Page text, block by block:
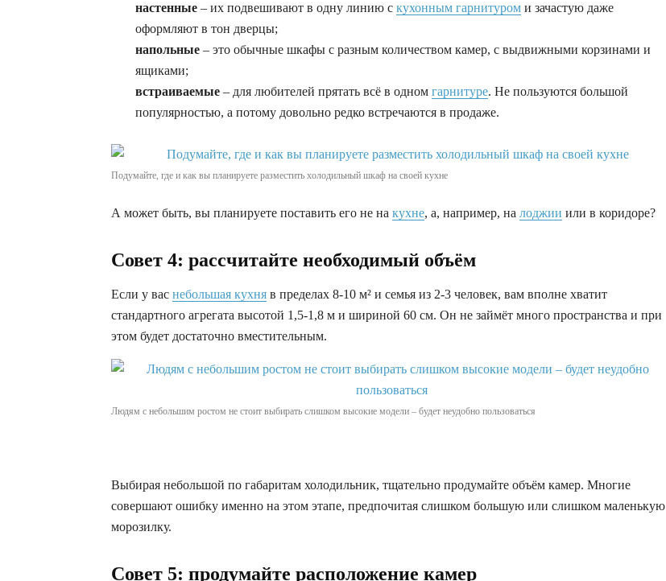
настенные – их подвешивают в одну линию с кухонным гарнитуром и зачастую даже
оформляют в тон дверцы;
напольные – это обычные шкафы с разным количеством камер, с выдвижными корзинами и
ящиками;
встраиваемые – для любителей прятать всё в одном гарнитуре. Не пользуются большой
популярностью, а потому довольно редко встречаются в продаже.
Подумайте, где и как вы планируете разместить холодильный шкаф на своей кухне
А может быть, вы планируете поставить его не на кухне, а, например, на лоджии или в коридоре?
Совет 4: рассчитайте необходимый объём
Если у вас небольшая кухня в пределах 8-10 м² и семья из 2-3 человек, вам вполне хватит
стандартного агрегата высотой 1,5-1,8 м и шириной 60 см. Он не займёт много пространства и при
этом будет достаточно вместительным.
Людям с небольшим ростом не стоит выбирать слишком высокие модели – будет неудобно пользоваться
Выбирая небольшой по габаритам холодильник, тщательно продумайте объём камер. Многие
совершают ошибку именно на этом этапе, предпочитая слишком большую или слишком маленькую
морозилку.
Совет 5: продумайте расположение камер